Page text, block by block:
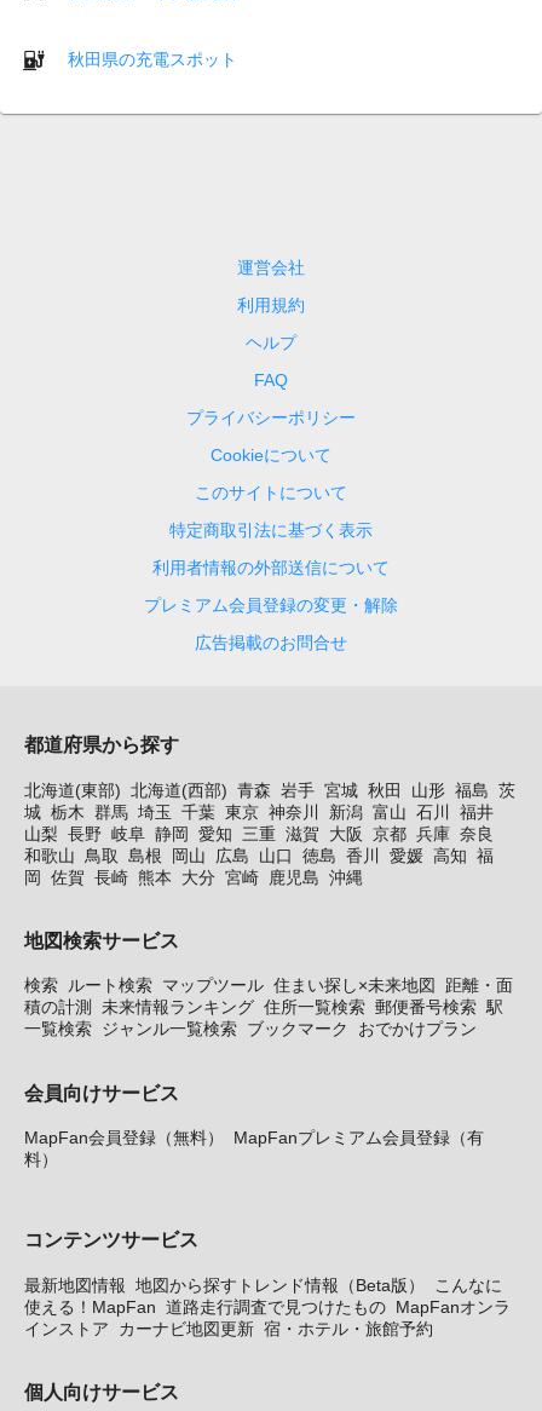
秋田県の充電スポット
運営会社
利用規約
ヘルプ
FAQ
プライバシーポリシー
Cookieについて
このサイトについて
特定商取引法に基づく表示
利用者情報の外部送信について
プレミアム会員登録の変更・解除
広告掲載のお問合せ
都道府県から探す
北海道(東部) 北海道(西部) 青森 岩手 宮城 秋田 山形 福島 茨
城 栃木 群馬 埼玉 千葉 東京 神奈川 新潟 富山 石川
福井
山梨 長野 岐阜 静岡 愛知 三重 滋賀 大阪 京都 兵庫 奈良
和歌山
鳥取 島根 岡山 広島 山口 徳島 香川 愛媛 高知 福
岡 佐賀 長崎 熊本 大分 宮崎 鹿児島 沖縄
地図検索サービス
検索 ルート検索 マップツール 住まい探し×未来地図
距離・面
積の計測
未来情報ランキング 住所一覧検索 郵便番号検索 駅
一覧検索 ジャンル一覧検索 ブックマーク おでかけプラン
会員向けサービス
MapFan会員登録（無料）
MapFanプレミアム会員登録（有
料）
コンテンツサービス
最新地図情報 地図から探すトレンド情報（Beta版）
こんなに
使える！MapFan 道路走行調査で見つけたもの MapFanオンラ
インストア
カーナビ地図更新 宿・ホテル・旅館予約
個人向けサービス